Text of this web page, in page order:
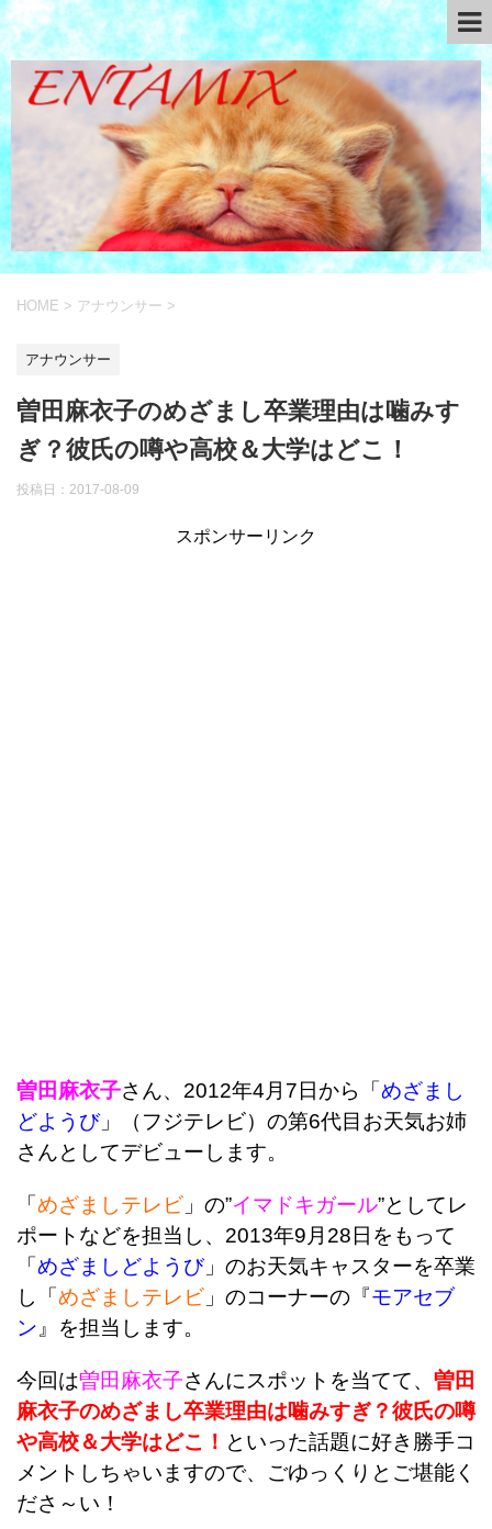
HOME > アナウンサー >
アナウンサー
曽田麻衣子のめざまし卒業理由は噛みす
ぎ？彼氏の噂や高校＆大学はどこ！
投稿日： 2017-08-09
スポンサーリンク
曽田麻衣子さん、2012年4月7日から「めざまし
どようび」（フジテレビ）の第6代目お天気お姉
さんとしてデビューします。
「めざましテレビ 」の”イマドキガール”としてレ
ポートなどを担当し、2013年9月28日をもって
「めざましどようび」のお天気キャスターを卒業
し「めざましテレビ 」のコーナーの『モアセブ
ン 』を担当します。
今回は曽田麻衣子さんにスポットを当てて、 曽田
麻衣子のめざまし卒業理由は噛みすぎ？彼氏の噂
や高校＆大学はどこ！ といった話題に好き勝手コ
メントしちゃいますので、ごゆっくりとご堪能く
ださ～い！